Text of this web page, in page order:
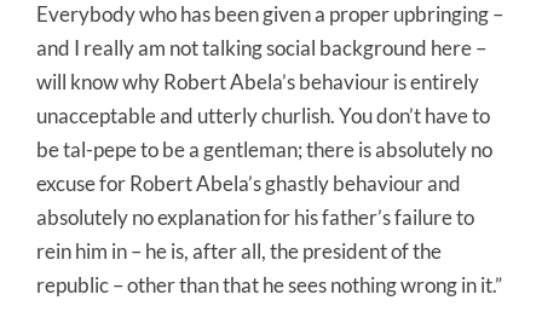
Everybody who has been given a proper upbringing –
and I really am not talking social background here –
will know why Robert Abela’s behaviour is entirely
unacceptable and utterly churlish. You don’t have to
be tal-pepe to be a gentleman; there is absolutely no
excuse for Robert Abela’s ghastly behaviour and
absolutely no explanation for his father’s failure to
rein him in – he is, after all, the president of the
republic – other than that he sees nothing wrong in it.”